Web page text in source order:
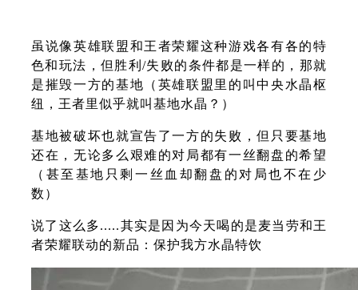
虽说像英雄联盟和王者荣耀这种游戏各有各的特
色和玩法，但胜利/失败的条件都是一样的，那就
是摧毁一方的基地（英雄联盟里的叫中央水晶枢
纽，王者里似乎就叫基地水晶？）
基地被破坏也就宣告了一方的失败，但只要基地
还在，无论多么艰难的对局都有一丝翻盘的希望
（甚至基地只剩一丝血却翻盘的对局也不在少
数）
说了这么多.....其实是因为今天喝的是麦当劳和王
者荣耀联动的新品：保护我方水晶特饮